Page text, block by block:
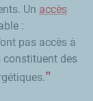
Un accès
:
pas accès à
constituent des